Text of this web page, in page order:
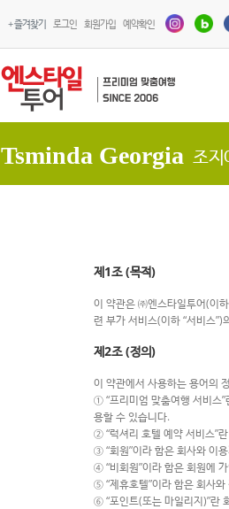
+ 즐겨찾기 로그인 회원가입 예약확인
Tsminda Georgia 조지
제1조 (목적)
이 약관은 ㈜엔스타일투어(이
련 부가 서비스(이하 “서비스
제2조 (정의)
이 약관에서 사용하는 용어의
① “프리미엄 맞춤여행 서비스
용할 수 있습니다.
② “럭셔리 호텔 예약 서비스”
③ “회원”이라 함은 회사와 이
④ “비회원”이라 함은 회원에
⑤ “제휴호텔”이라 함은 회사
⑥ “포인트(또는 마일리지)”란